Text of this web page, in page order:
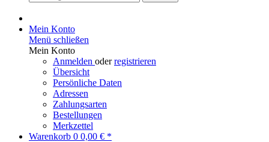
Mein Konto
Menü schließen
Mein Konto
Anmelden oderregistrieren
Übersicht
Persönliche Daten
Adressen
Zahlungsarten
Bestellungen
Merkzettel
Warenkorb 0 0,00 € *